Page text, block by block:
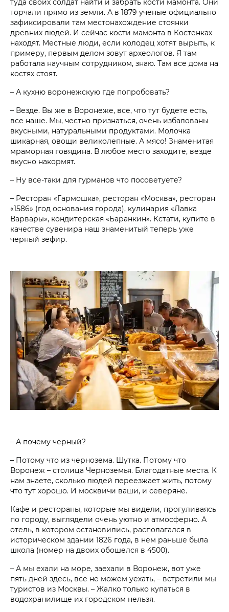
туда своих солдат найти и забрать кости мамонта. Они
торчали прямо из земли. А в 1879 ученые официально
зафиксировали там местонахождение стоянки
древних людей. И сейчас кости мамонта в Костенках
находят. Местные люди, если колодец хотят вырыть, к
примеру, первым делом зовут археологов. Я там
работала научным сотрудником, знаю. Там все дома на
костях стоят.
– А кухню воронежскую где попробовать?
– Везде. Вы же в Воронеже, все, что тут будете есть,
все наше. Мы, честно признаться, очень избалованы
вкусными, натуральными продуктами. Молочка
шикарная, овощи великолепные. А мясо! Знаменитая
мраморная говядина. В любое место заходите, везде
вкусно накормят.
– Ну все-таки для гурманов что посоветуете?
– Ресторан «Гармошка», ресторан «Москва», ресторан
«1586» (год основания города), кулинария «Лавка
Варвары», кондитерская «Баранкин». Кстати, купите в
качестве сувенира наш знаменитый теперь уже
черный зефир.
– А почему черный?
– Потому что из чернозема. Шутка. Потому что
Воронеж – столица Черноземья. Благодатные места. К
нам знаете, сколько людей переезжает жить, потому
что тут хорошо. И москвичи ваши, и северяне.
Кафе и рестораны, которые мы видели, прогуливаясь
по городу, выглядели очень уютно и атмосферно. А
отель, в котором остановились, располагался в
историческом здании 1826 года, в нем раньше была
школа (номер на двоих обошелся в 4500).
– А мы ехали на море, заехали в Воронеж, вот уже
пять дней здесь, все не можем уехать, – встретили мы
туристов из Москвы. – Жалко только купаться в
водохранилище их городском нельзя.